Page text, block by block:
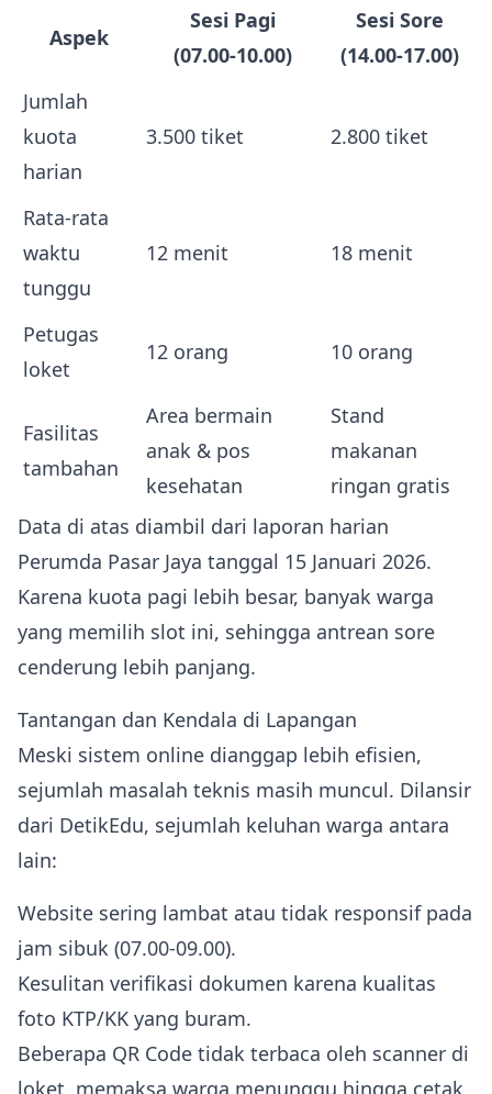
Aspek
Sesi Pagi
(07.00‑10.00)
Sesi Sore
(14.00‑17.00)
Jumlah
kuota
harian
3.500 tiket 2.800 tiket
Rata‑rata
waktu
tunggu
12 menit 18 menit
Petugas
loket
12 orang 10 orang
Fasilitas
tambahan
Area bermain
anak & pos
kesehatan
Stand
makanan
ringan gratis
Data di atas diambil dari laporan harian
Perumda Pasar Jaya tanggal 15 Januari 2026.
Karena kuota pagi lebih besar, banyak warga
yang memilih slot ini, sehingga antrean sore
cenderung lebih panjang.
Tantangan dan Kendala di Lapangan
Meski sistem online dianggap lebih efisien,
sejumlah masalah teknis masih muncul. Dilansir
dari DetikEdu, sejumlah keluhan warga antara
lain:
Website sering lambat atau tidak responsif pada
jam sibuk (07.00‑09.00).
Kesulitan verifikasi dokumen karena kualitas
foto KTP/KK yang buram.
Beberapa QR Code tidak terbaca oleh scanner di
loket, memaksa warga menunggu hingga cetak